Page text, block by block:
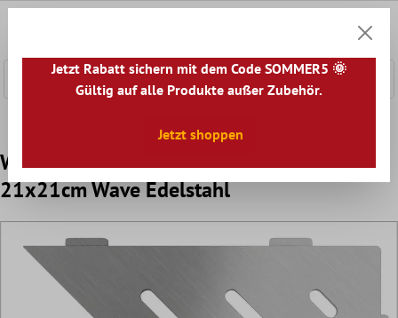
Wandablage Duschablage Schlüter Dreieck
21x21cm Wave Edelstahl
Jetzt Rabatt sichern mit dem Code SOMMER5 🌞
Gültig auf alle Produkte außer Zubehör.
Jetzt shoppen